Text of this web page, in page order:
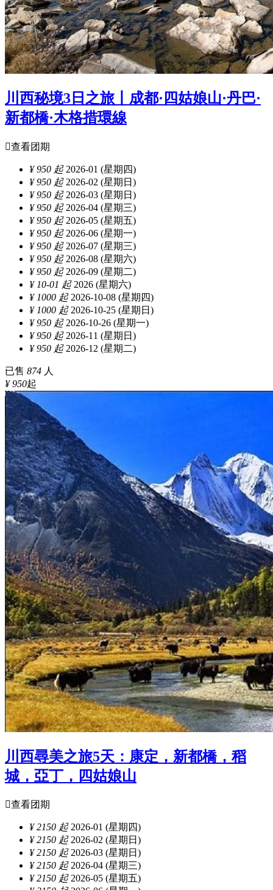
川西秘境3日之旅丨成都·四姑娘山·丹巴·
新都橋·木格措環線
查看团期
¥ 950 起2026-01 (星期四)
¥ 950 起2026-02 (星期日)
¥ 950 起2026-03 (星期日)
¥ 950 起2026-04 (星期三)
¥ 950 起2026-05 (星期五)
¥ 950 起2026-06 (星期一)
¥ 950 起2026-07 (星期三)
¥ 950 起2026-08 (星期六)
¥ 950 起2026-09 (星期二)
¥ 10-01 起2026 (星期六)
¥ 1000 起2026-10-08 (星期四)
¥ 1000 起2026-10-25 (星期日)
¥ 950 起2026-10-26 (星期一)
¥ 950 起2026-11 (星期日)
¥ 950 起2026-12 (星期二)
已售 874 人
¥ 950起
川西尋美之旅5天：康定，新都橋，稻
城，亞丁，四姑娘山
查看团期
¥ 2150 起2026-01 (星期四)
¥ 2150 起2026-02 (星期日)
¥ 2150 起2026-03 (星期日)
¥ 2150 起2026-04 (星期三)
¥ 2150 起2026-05 (星期五)